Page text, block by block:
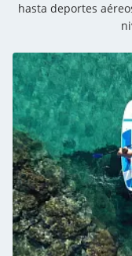
hasta deportes